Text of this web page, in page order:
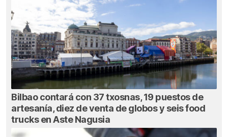
Bilbao contará con 37 txosnas, 19 puestos de
artesanía, diez de venta de globos y seis food
trucks en Aste Nagusia